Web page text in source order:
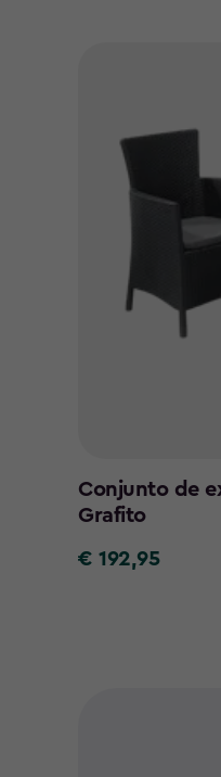
Conjunto de
Grafito
€
€ 192,95